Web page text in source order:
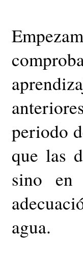
periodo
que las
sino en
agua.